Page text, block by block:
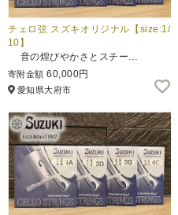
チェロ弦 スズキオリジナル【size:1/
10】
音の煌びやかさとスチー…
寄附金額 60,000円
愛知県大府市